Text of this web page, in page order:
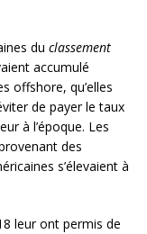
du classement
accumulé
offshore, qu’elles
de payer le taux
à l’époque. Les
des
s’élevaient à
leur ont permis de